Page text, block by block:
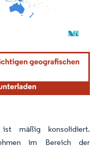
erfordert Namensnennung gemäß
mäßig konsolidiert.
im Bereich der